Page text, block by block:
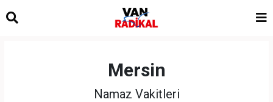
Mersin
Namaz Vakitleri